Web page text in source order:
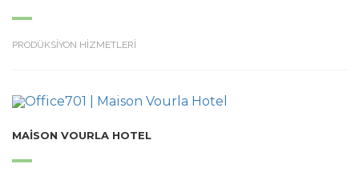
PRODÜKSİYON HİZMETLERİ
MAISON VOURLA HOTEL